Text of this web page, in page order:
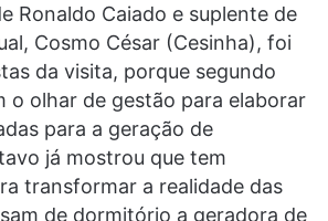
Ronaldo Caiado e suplente de
Cosmo César (Cesinha), foi
da visita, porque segundo
o olhar de gestão para elaborar
para a geração de
já mostrou que tem
transformar a realidade das
de dormitório a geradora de